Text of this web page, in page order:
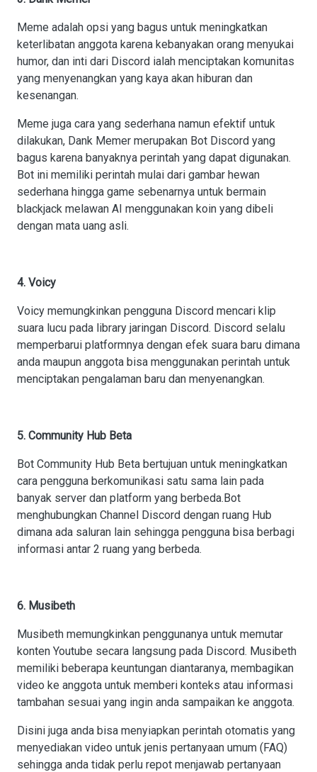
Meme adalah opsi yang bagus untuk meningkatkan
keterlibatan anggota karena kebanyakan orang menyukai
humor, dan inti dari Discord ialah menciptakan komunitas
yang menyenangkan yang kaya akan hiburan dan
kesenangan.
Meme juga cara yang sederhana namun efektif untuk
dilakukan, Dank Memer merupakan Bot Discord yang
bagus karena banyaknya perintah yang dapat digunakan.
Bot ini memiliki perintah mulai dari gambar hewan
sederhana hingga game sebenarnya untuk bermain
blackjack melawan AI menggunakan koin yang dibeli
dengan mata uang asli.
4. Voicy
Voicy memungkinkan pengguna Discord mencari klip
suara lucu pada library jaringan Discord. Discord selalu
memperbarui platformnya dengan efek suara baru dimana
anda maupun anggota bisa menggunakan perintah untuk
menciptakan pengalaman baru dan menyenangkan.
5. Community Hub Beta
Bot Community Hub Beta bertujuan untuk meningkatkan
cara pengguna berkomunikasi satu sama lain pada
banyak server dan platform yang berbeda.Bot
menghubungkan Channel Discord dengan ruang Hub
dimana ada saluran lain sehingga pengguna bisa berbagi
informasi antar 2 ruang yang berbeda.
6. Musibeth
Musibeth memungkinkan penggunanya untuk memutar
konten Youtube secara langsung pada Discord. Musibeth
memiliki beberapa keuntungan diantaranya, membagikan
video ke anggota untuk memberi konteks atau informasi
tambahan sesuai yang ingin anda sampaikan ke anggota.
Disini juga anda bisa menyiapkan perintah otomatis yang
menyediakan video untuk jenis pertanyaan umum (FAQ)
sehingga anda tidak perlu repot menjawab pertanyaan